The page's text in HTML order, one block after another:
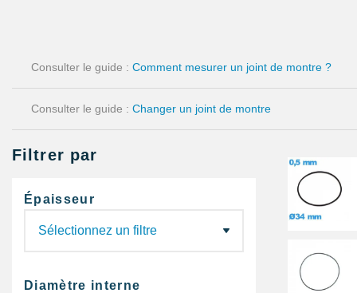
Consulter le guide : Comment mesurer un joint de montre ?
Consulter le guide : Changer un joint de montre
Filtrer par
Épaisseur
Diamètre interne